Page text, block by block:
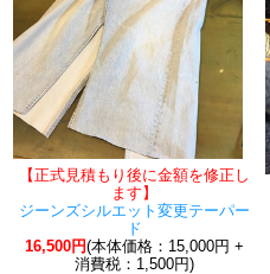
【正式見積もり後に金額を修正し
ます】
ジーンズシルエット変更テーパー
ド
16,500円(本体価格：15,000円 +
消費税：1,500円)